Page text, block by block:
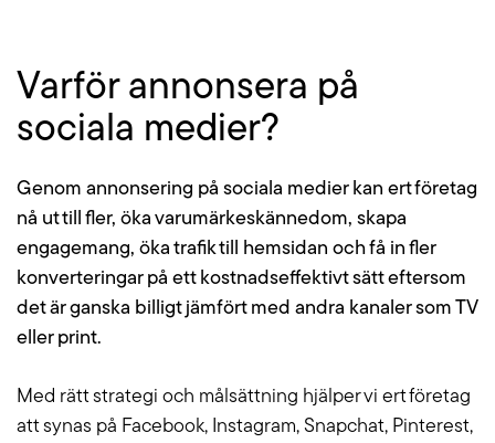
Varför annonsera på
sociala medier?
Genom annonsering på sociala medier kan ert företag
nå ut till fler, öka varumärkeskännedom, skapa
engagemang, öka trafik till hemsidan och få in fler
konverteringar på ett kostnadseffektivt sätt eftersom
det är ganska billigt jämfört med andra kanaler som TV
eller print.
Med rätt strategi och målsättning hjälper vi ert företag
att synas på Facebook, Instagram, Snapchat, Pinterest,